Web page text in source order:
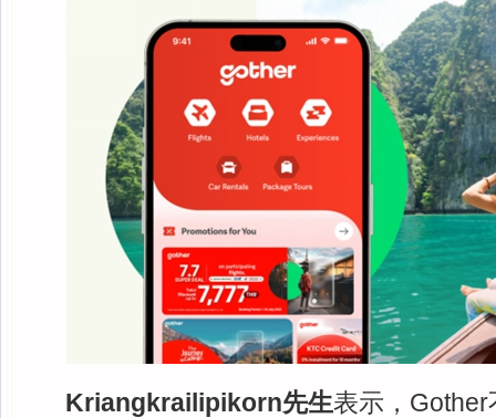
Kriangkrailipikorn先生表示，